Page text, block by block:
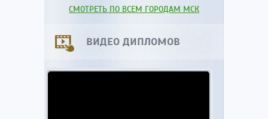
СМОТРЕТЬ ПО ВСЕМ ГОРОДАМ МСК
ВИДЕО ДИПЛОМОВ